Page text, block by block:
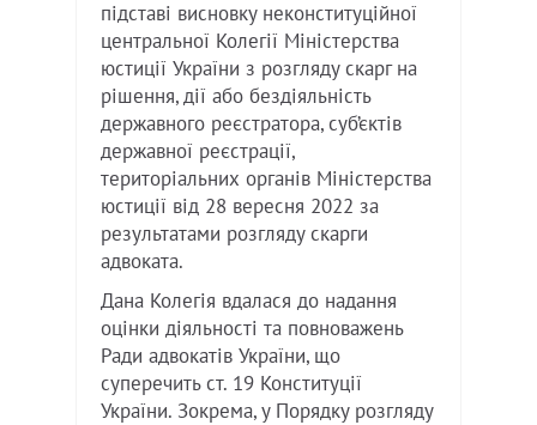
підставі висновку неконституційної
центральної Колегії Міністерства
юстиції України з розгляду скарг на
рішення, дії або бездіяльність
державного реєстратора, суб’єктів
державної реєстрації,
територіальних органів Міністерства
юстиції від 28 вересня 2022 за
результатами розгляду скарги
адвоката.
Дана Колегія вдалася до надання
оцінки діяльності та повноважень
Ради адвокатів України, що
суперечить ст. 19 Конституції
України. Зокрема, у Порядку розгляду